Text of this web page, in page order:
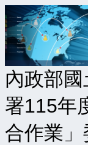
內政部
署115年
合作業